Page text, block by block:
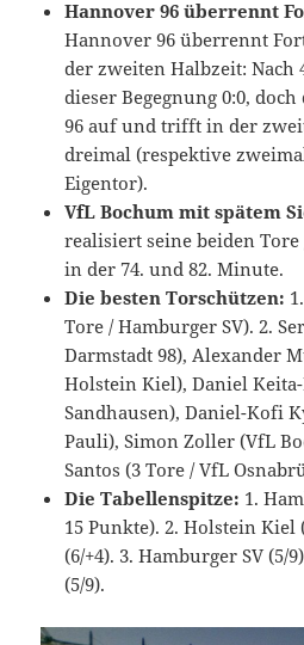
Hannover 96 überrennt
Hannover 96 überrennt
der zweiten Halbzeit: Nach
dieser Begegnung 0:0,
96 auf und trifft in der
dreimal (respektive
Eigentor).
VfL Bochum mit spätem
realisiert seine beiden Tore
in der 74. und 82. Minute.
Die besten Torschützen:
Tore / Hamburger SV). 2.
Darmstadt 98), Alexander
Holstein Kiel), Daniel Keita-
Sandhausen), Daniel-Kofi
Pauli), Simon Zoller (VfL
Santos (3 Tore / VfL
Die Tabellenspitze: 1.
15 Punkte). 2. Holstein Kiel
(6/+4). 3. Hamburger SV (5/
(5/9).